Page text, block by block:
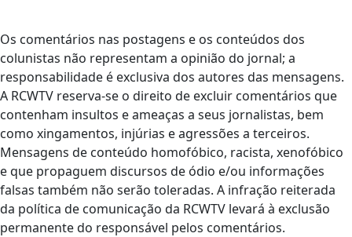
Os comentários nas postagens e os conteúdos dos
colunistas não representam a opinião do jornal; a
responsabilidade é exclusiva dos autores das mensagens.
A RCWTV reserva-se o direito de excluir comentários que
contenham insultos e ameaças a seus jornalistas, bem
como xingamentos, injúrias e agressões a terceiros.
Mensagens de conteúdo homofóbico, racista, xenofóbico
e que propaguem discursos de ódio e/ou informações
falsas também não serão toleradas. A infração reiterada
da política de comunicação da RCWTV levará à exclusão
permanente do responsável pelos comentários.